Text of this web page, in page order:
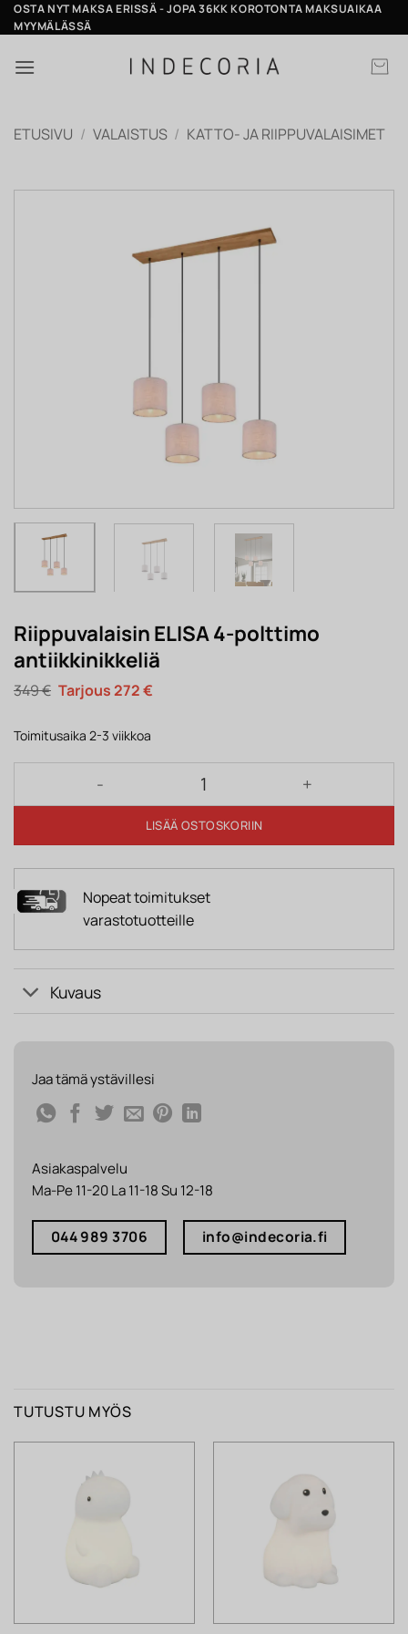
Skip
to
OSTA NYT MAKSA ERISSÄ - JOPA 36KK KOROTONTA MAKSUAIKAA
MYYMÄLÄSSÄ
ETUSIVU / VALAISTUS / KATTO- JA RIIPPUVALAISIMET
Riippuvalaisin ELISA 4-polttimo
antiikkinikkeliä
349€ Alkuperäinen
hinta
349 €.
272€Nykyinen
Toimitusaika 2-3 viikkoa
Riippuvalaisin ELISA 4-polttimo antiikkinikkeliä
LISÄÄ OSTOSKORIIN
Nopeat toimitukset
varastotuotteille
Kuvaus
Jaa tämä ystävillesi
Asiakaspalvelu
Ma-Pe 11-20 La 11-18 Su 12-18
044 989 3706 info@indecoria.fi
TUTUSTU MYÖS